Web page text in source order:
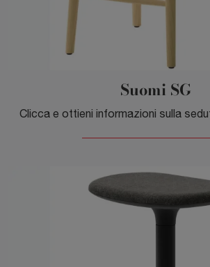
Suomi SG